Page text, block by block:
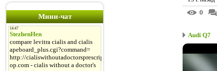
Мини-чат
0
Audi Q7